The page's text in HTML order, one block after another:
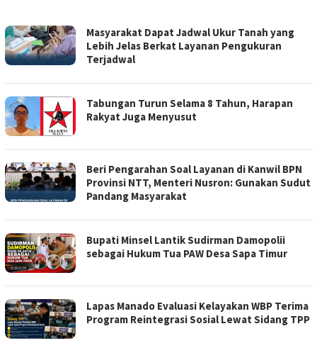
SATU
UNTUK
SEMUA
Masyarakat Dapat Jadwal Ukur Tanah yang
Lebih Jelas Berkat Layanan Pengukuran
Terjadwal
Tabungan Turun Selama 8 Tahun, Harapan
Rakyat Juga Menyusut
Beri Pengarahan Soal Layanan di Kanwil BPN
Provinsi NTT, Menteri Nusron: Gunakan Sudut
Pandang Masyarakat
Bupati Minsel Lantik Sudirman Damopolii
sebagai Hukum Tua PAW Desa Sapa Timur
Lapas Manado Evaluasi Kelayakan WBP Terima
Program Reintegrasi Sosial Lewat Sidang TPP